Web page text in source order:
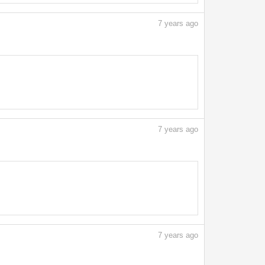
7 years ago
7 years ago
7 years ago